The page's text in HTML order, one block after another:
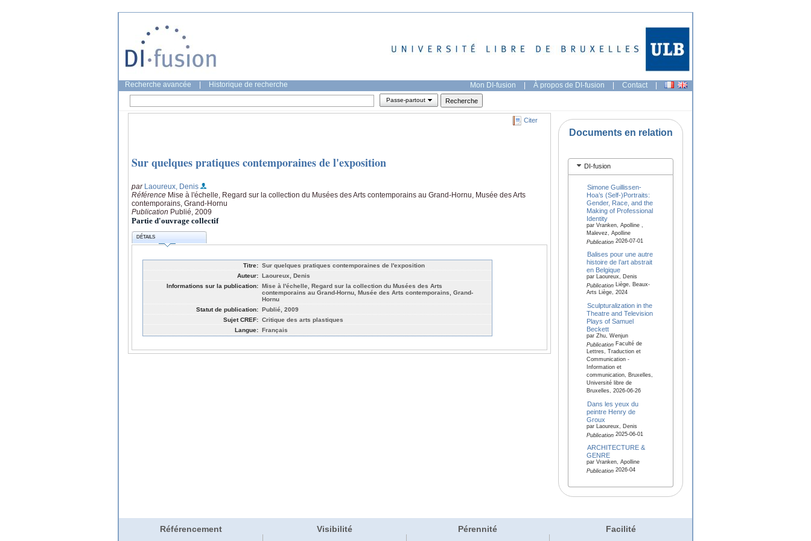
Recherche avancée Historique de recherche Mon DI-fusion | À propos de DI-fusion | Contact |
Passe-partout
Citer
Sur quelques pratiques contemporaines de l'exposition
par Laoureux, Denis
Référence Mise à l'échelle, Regard sur la collection du Musées des Arts contemporains au Grand-Hornu, Musée des Arts
contemporains, Grand-Hornu
Publication Publié, 2009
Partie d'ouvrage collectif
DÉTAILS
Titre: Sur quelques pratiques contemporaines de l'exposition
Auteur: Laoureux, Denis
Informations sur la publication: Mise à l'échelle, Regard sur la collection du Musées des Arts
contemporains au Grand-Hornu, Musée des Arts contemporains, Grand-
Hornu
Statut de publication: Publié, 2009
Sujet CREF: Critique des arts plastiques
Langue: Français
Documents en relation
DI-fusion
Simone Guillissen-
Hoa’s (Self-)Portraits:
Gender, Race, and the
Making of Professional
Identity
par Vranken, Apolline ,
Malevez, Apolline
Publication2026-07-01
Balises pour une autre
histoire de l’art abstrait
en Belgique
par Laoureux, Denis
PublicationLiège, Beaux-
Arts Liège, 2024
Sculpturalization in the
Theatre and Television
Plays of Samuel
Beckett
par Zhu, Wenjun
PublicationFaculté de
Lettres, Traduction et
Communication -
Information et
communication, Bruxelles,
Université libre de
Bruxelles, 2026-06-26
Dans les yeux du
peintre Henry de
Groux
par Laoureux, Denis
Publication2025-06-01
ARCHITECTURE &
GENRE
par Vranken, Apolline
Publication2026-04
Référencement Visibilité Pérennité Facilité